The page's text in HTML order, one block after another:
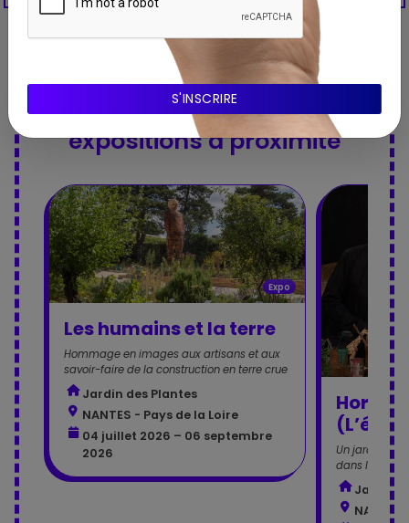
Découvrez aussi ces
expositions à proximité
Expo
Les humains et la terre
Hommage en images aux artisans et aux
savoir-faire de la construction en terre crue
Jardin des Plantes
NANTES - Pays de la Loire
04 juillet 2026 – 06 septembre
2026
Un jardinier
dans la
Jardin